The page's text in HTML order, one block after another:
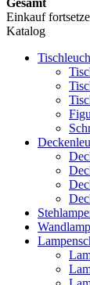
Einkauf
Katalog